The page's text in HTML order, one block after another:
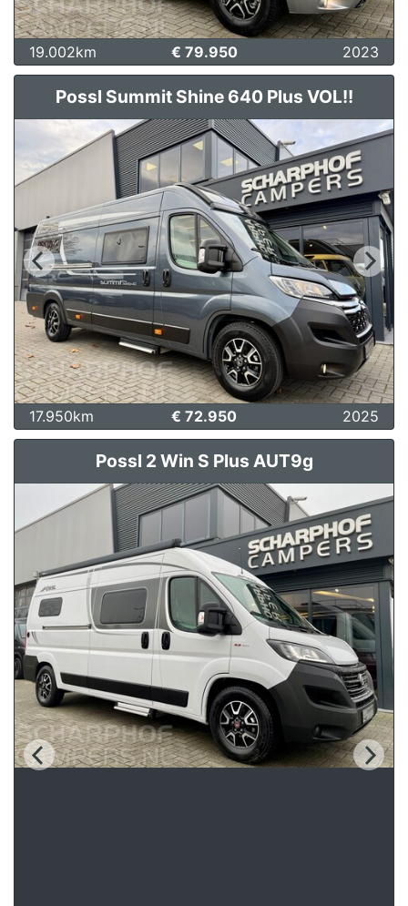
19.002km € 79.950 2023
Possl Summit Shine 640 Plus VOL!!
17.950km € 72.950 2025
Possl 2 Win S Plus AUT9g